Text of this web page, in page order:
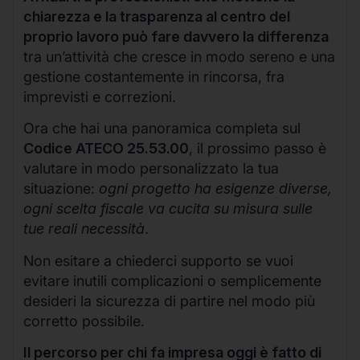
chiarezza e la trasparenza al centro del
proprio lavoro può fare davvero la differenza
tra un’attività che cresce in modo sereno e una
gestione costantemente in rincorsa, fra
imprevisti e correzioni.
Ora che hai una panoramica completa sul
Codice ATECO 25.53.00, il prossimo passo è
valutare in modo personalizzato la tua
situazione: ogni progetto ha esigenze diverse,
ogni scelta fiscale va cucita su misura sulle
tue reali necessità.
Non esitare a chiederci supporto se vuoi
evitare inutili complicazioni o semplicemente
desideri la sicurezza di partire nel modo più
corretto possibile.
Il percorso per chi fa impresa oggi è fatto di